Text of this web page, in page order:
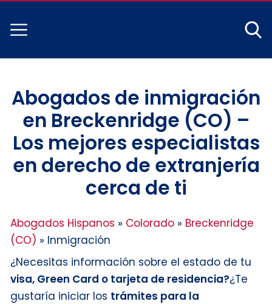
Abogados de inmigración
en Breckenridge (CO) –
Los mejores especialistas
en derecho de extranjería
cerca de ti
Abogados Hispanos » Colorado » Breckenridge
(CO) » Inmigración
¿Necesitas información sobre el estado de tu
visa, Green Card o tarjeta de residencia?¿Te
gustaría iniciar los trámites para la